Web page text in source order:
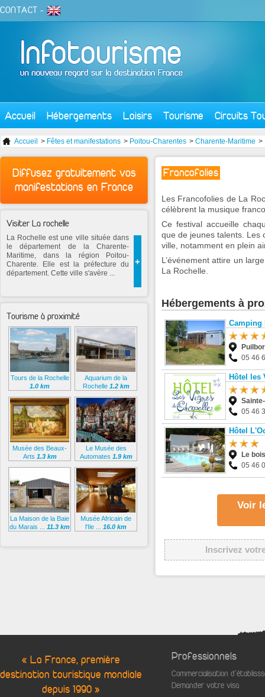
CONTACT -
Accueil Hébergements Loisirs Tourisme Circuits
Accueil > Fêtes et manifestations > Poitou-Charentes > Charente-Maritime >
Francofolies
Les Francofolies de La
célèbrent la musique
Ce festival accueille
que de jeunes talents. Les
ville, notamment en plein
L’événement attire un
La Rochelle.
Hébergements à
Camping
05 46
Hôtel les
05 46
Hôtel
Le
05 46
Voir
Inscrivez
Diffusez gratuitement vos
manifestations en France
Visiter La rochelle
+
La Rochelle est une ville située dans
le département de la Charente-
Maritime, dans la région Poitou-
Charente. Elle est la préfecture du
département. Cette ville s'avère ...
Tourisme à proximité
Tours de la Rochelle
1.0 km
Aquarium de la
Rochelle 1.2 km
Musée des Beaux-
Arts 1.3 km
Le Musée des
Automates 1.9 km
La Maison de la Baie
du Marais ... 11.3 km
Musée Africain de
l'Ile ... 16.0 km
« La France, première
destination touristique mondiale
depuis 1990 »
Professionnels
Commercialisation
Demander votre visa